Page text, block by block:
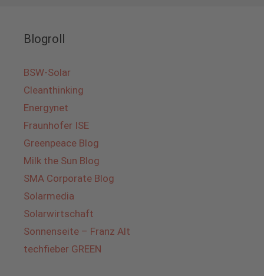
Blogroll
BSW-Solar
Cleanthinking
Energynet
Fraunhofer ISE
Greenpeace Blog
Milk the Sun Blog
SMA Corporate Blog
Solarmedia
Solarwirtschaft
Sonnenseite – Franz Alt
techfieber GREEN